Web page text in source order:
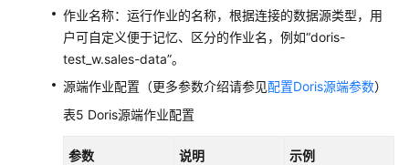
作业名称：运行作业的名称，根据连接的数据源类型，用
户可自定义便于记忆、区分的作业名，例如“doris-
test_w.sales-data”。
源端作业配置（更多参数介绍请参见配置Doris源端参数）
表5 Doris源端作业配置
参数 说明 示例